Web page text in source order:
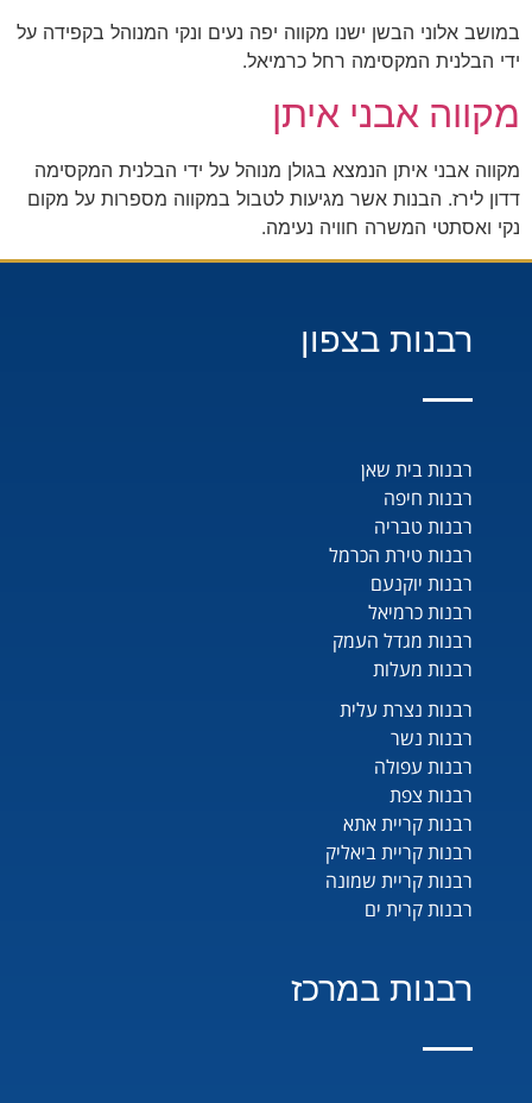
במושב אלוני הבשן ישנו מקווה יפה נעים ונקי המנוהל בקפידה על
ידי הבלנית המקסימה רחל כרמיאל.
מקווה אבני איתן
מקווה אבני איתן הנמצא בגולן מנוהל על ידי הבלנית המקסימה
דדון לירז. הבנות אשר מגיעות לטבול במקווה מספרות על מקום
נקי ואסתטי המשרה חוויה נעימה.
רבנות בצפון
רבנות בית שאן
רבנות חיפה
רבנות טבריה
רבנות טירת הכרמל
רבנות יוקנעם
רבנות כרמיאל
רבנות מגדל העמק
רבנות מעלות
רבנות נצרת עלית
רבנות נשר
רבנות עפולה
רבנות צפת
רבנות קריית אתא
רבנות קריית ביאליק
רבנות קריית שמונה
רבנות קרית ים
רבנות במרכז